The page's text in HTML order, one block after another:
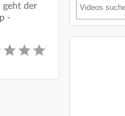
geht der
-